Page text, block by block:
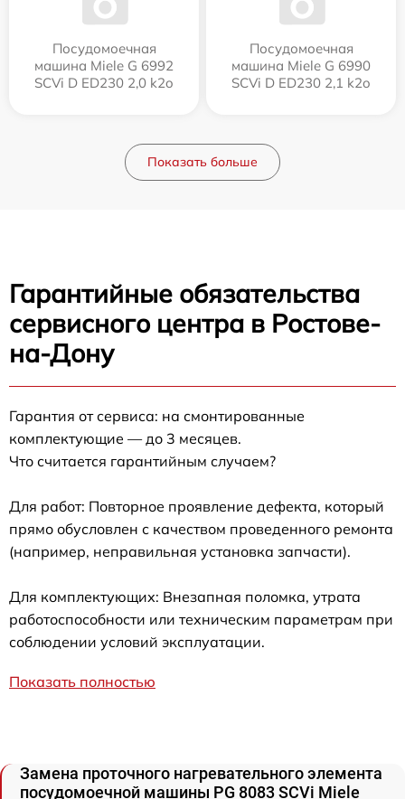
Посудомоечная
машина Miele G 6992
SCVi D ED230 2,0 k2o
Посудомоечная
машина Miele G 6990
SCVi D ED230 2,1 k2o
Показать больше
Гарантийные обязательства
сервисного центра в Ростове-
на-Дону
Гарантия от сервиса: на смонтированные
комплектующие — до 3 месяцев.
Что считается гарантийным случаем?
Для работ: Повторное проявление дефекта, который
прямо обусловлен с качеством проведенного ремонта
(например, неправильная установка запчасти).
Для комплектующих: Внезапная поломка, утрата
работоспособности или техническим параметрам при
соблюдении условий эксплуатации.
Показать полностью
Замена проточного нагревательного элемента
посудомоечной машины PG 8083 SCVi Miele